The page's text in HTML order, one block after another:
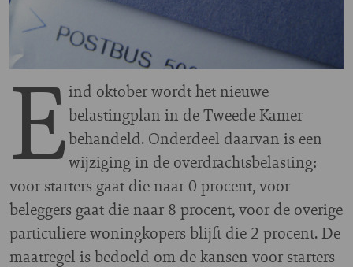
Eind oktober wordt het nieuwe
belastingplan in de Tweede Kamer
behandeld. Onderdeel daarvan is een
wijziging in de overdrachtsbelasting:
voor starters gaat die naar 0 procent, voor
beleggers gaat die naar 8 procent, voor de overige
particuliere woningkopers blijft die 2 procent. De
maatregel is bedoeld om de kansen voor starters